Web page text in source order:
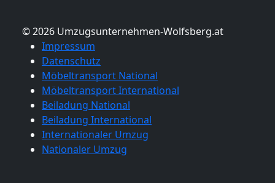
© 2026 Umzugsunternehmen-Wolfsberg.at
Impressum
Datenschutz
Möbeltransport National
Möbeltransport International
Beiladung National
Beiladung International
Internationaler Umzug
Nationaler Umzug